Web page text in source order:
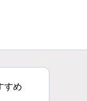
すめ